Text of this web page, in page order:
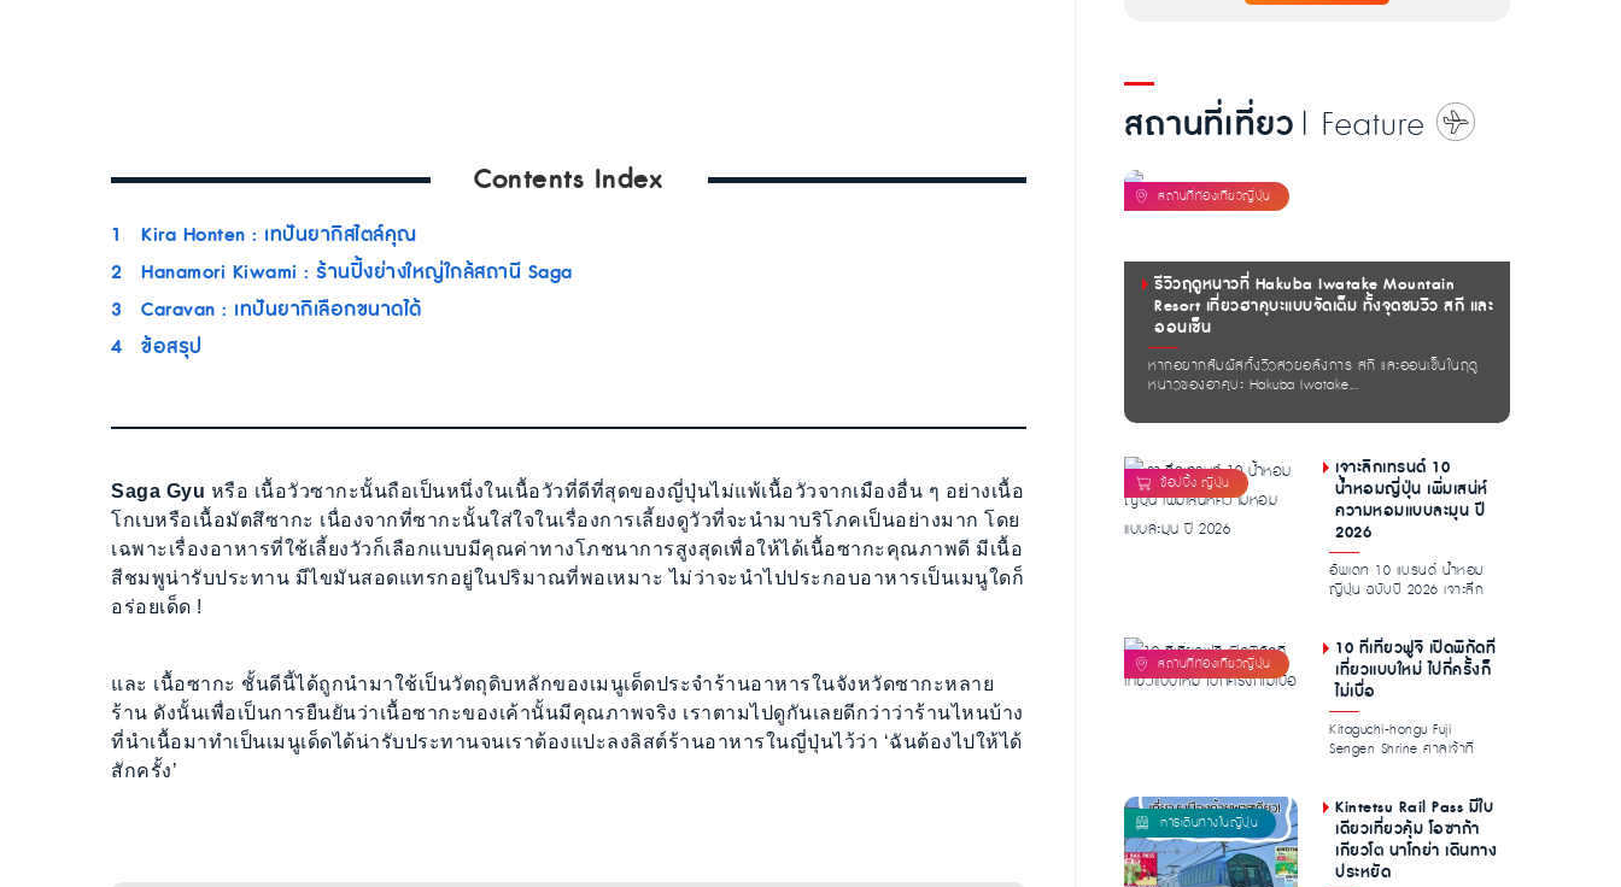
Contents Index
1
Kira Honten : เทปันยากิสไตล์คุณ
2 Hanamori Kiwami : ร้านปิ้งย่างใหญ่ใกล้สถานี Saga
3
Caravan : เทปันยากิเลือกขนาดได้
4 ข้อสรุป
Saga Gyu หรือ เนื้อวัวซากะนั้นถือเป็นหนึ่งในเนื้อวัวที่ดีที่สุดของญี่ปุ่นไม่แพ้เนื้อวัวจากเมืองอื่น ๆ อย่างเนื้อ
โกเบหรือเนื้อมัตสึซากะ เนื่องจากที่ซากะนั้นใส่ใจในเรื่องการเลี้ยงดูวัวที่จะนำมาบริโภคเป็นอย่างมาก โดย
เฉพาะเรื่องอาหารที่ใช้เลี้ยงวัวก็เลือกแบบมีคุณค่าทางโภชนาการสูงสุดเพื่อให้ได้เนื้อซากะคุณภาพดี มีเนื้อ
สีชมพูน่ารับประทาน มีไขมันสอดแทรกอยู่ในปริมาณที่พอเหมาะ ไม่ว่าจะนำไปประกอบอาหารเป็นเมนูใดก็
อร่อยเด็ด !
และ เนื้อซากะ ชั้นดีนี้ได้ถูกนำมาใช้เป็นวัตถุดิบหลักของเมนูเด็ดประจำร้านอาหารในจังหวัดซากะหลาย
ร้าน ดังนั้นเพื่อเป็นการยืนยันว่าเนื้อซากะของเค้านั้นมีคุณภาพจริง เราตามไปดูกันเลยดีกว่าว่าร้านไหนบ้าง
ที่นำเนื้อมาทำเป็นเมนูเด็ดได้น่ารับประทานจนเราต้องแปะลงลิสต์ร้านอาหารในญี่ปุ่นไว้ว่า ‘ฉันต้องไปให้ได้
สักครั้ง’
สถานที่เที่ยว | Feature
รีวิวฤดูหนาวที่ Hakuba Iwatake Mountain
Resort เที่ยวฮาคุบะแบบจัดเต็ม ทั้งจุดชมวิว สกี และ
ออนเซ็น
หากอยากสัมผัสทั้งวิวสวยอลังการ สกี และออนเซ็นในฤดู
หนาวของฮาคุบะ Hakuba Iwatake...
เจาะลึกเทรนด์ 10
น้ำหอมญี่ปุ่น เพิ่มเสน่ห์
ความหอมแบบละมุน ปี
2026
อัพเดท 10 แบรนด์ น้ำหอม
ญี่ปุ่น ฉบับปี 2026 เจาะลึก
10 ที่เที่ยวฟูจิ เปิดพิกัดที่
เที่ยวแบบใหม่ ไปกี่ครั้งก็
ไม่เบื่อ
Kitaguchi-hongu Fuji
Sengen Shrine ศาลเจ้าที่
Kintetsu Rail Pass มีใบ
เดียวเที่ยวคุ้ม โอซาก้า
เกียวโต นาโกย่า เดินทาง
ประหยัด